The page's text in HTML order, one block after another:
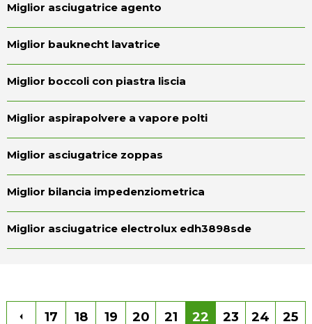
Miglior asciugatrice agento
Miglior bauknecht lavatrice
Miglior boccoli con piastra liscia
Miglior aspirapolvere a vapore polti
Miglior asciugatrice zoppas
Miglior bilancia impedenziometrica
Miglior asciugatrice electrolux edh3898sde
17 18 19 20 21 22 23 24 25